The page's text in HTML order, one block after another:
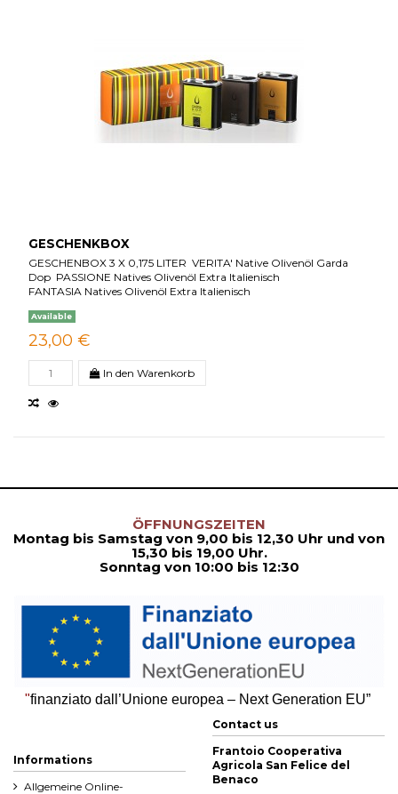
GESCHENKBOX
GESCHENBOX 3 X 0,175 LITER VERITA' Native Olivenöl Garda
Dop PASSIONE Natives Olivenöl Extra Italienisch
FANTASIA Natives Olivenöl Extra Italienisch
Available
23,00 €
In den Warenkorb
ÖFFNUNGSZEITEN
Montag bis Samstag von 9,00 bis 12,30 Uhr und von
15,30 bis 19,00 Uhr.
Sonntag von 10:00 bis 12:30
"finanziato dall’Unione europea – Next Generation EU”
Informations
Allgemeine Online-
Contact us
Frantoio Cooperativa
Agricola San Felice del
Benaco